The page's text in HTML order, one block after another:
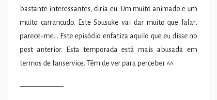
bastante interessantes, diria eu. Um muito animado e um
muito carrancudo. Este Sousuke vai dar muito que falar,
parece-me… Este episódio enfatiza aquilo que eu disse no
post anterior. Esta temporada está mais abusada em
termos de fanservice. Têm de ver para perceber ^^
——————